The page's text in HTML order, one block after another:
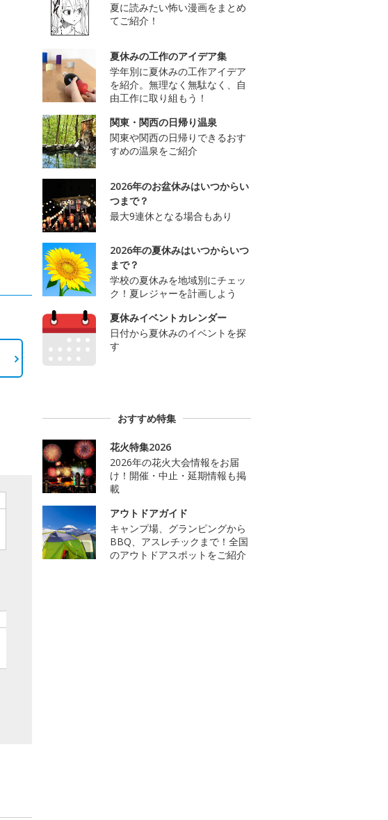
夏に読みたい怖い漫画をまとめ
てご紹介！
夏休みの工作のアイデア集
学年別に夏休みの工作アイデア
を紹介。無理なく無駄なく、自
由工作に取り組もう！
関東・関西の日帰り温泉
関東や関西の日帰りできるおす
すめの温泉をご紹介
2026年のお盆休みはいつからい
つまで？
最大9連休となる場合もあり
2026年の夏休みはいつからいつ
まで？
学校の夏休みを地域別にチェッ
ク！夏レジャーを計画しよう
夏休みイベントカレンダー
日付から夏休みのイベントを探
す
おすすめ特集
花火特集2026
2026年の花火大会情報をお届
け！開催・中止・延期情報も掲
載
アウトドアガイド
キャンプ場、グランピングから
BBQ、アスレチックまで！全国
のアウトドアスポットをご紹介